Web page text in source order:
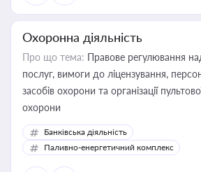
Охоронна діяльність
Про що тема: Правове регулювання
послуг, вимоги до ліцензування,
засобів охорони та організації
охорони
Банківська діяльність
Паливно-енергетичний комплекс